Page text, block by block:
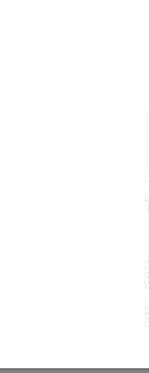
la 48V și
distinctiv și